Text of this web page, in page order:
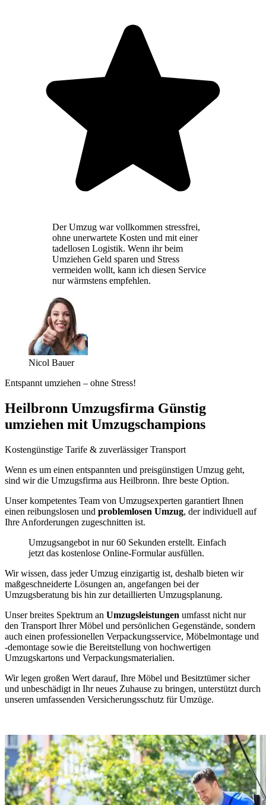
Der Umzug war vollkommen stressfrei,
ohne unerwartete Kosten und mit einer
tadellosen Logistik. Wenn ihr beim
Umziehen Geld sparen und Stress
vermeiden wollt, kann ich diesen Service
nur wärmstens empfehlen.
Nicol Bauer
Entspannt umziehen – ohne Stress!
Heilbronn Umzugsfirma Günstig
umziehen mit Umzugschampions
Kostengünstige Tarife & zuverlässiger Transport
Wenn es um einen entspannten und preisgünstigen Umzug geht,
sind wir die Umzugsfirma aus Heilbronn. Ihre beste Option.
Unser kompetentes Team von Umzugsexperten garantiert Ihnen
einen reibungslosen und problemlosen Umzug, der individuell auf
Ihre Anforderungen zugeschnitten ist.
Umzugsangebot in nur 60 Sekunden erstellt. Einfach
jetzt das kostenlose Online-Formular ausfüllen.
Wir wissen, dass jeder Umzug einzigartig ist, deshalb bieten wir
maßgeschneiderte Lösungen an, angefangen bei der
Umzugsberatung bis hin zur detaillierten Umzugsplanung.
Unser breites Spektrum an Umzugsleistungen umfasst nicht nur
den Transport Ihrer Möbel und persönlichen Gegenstände, sondern
auch einen professionellen Verpackungsservice, Möbelmontage und
-demontage sowie die Bereitstellung von hochwertigen
Umzugskartons und Verpackungsmaterialien.
Wir legen großen Wert darauf, Ihre Möbel und Besitztümer sicher
und unbeschädigt in Ihr neues Zuhause zu bringen, unterstützt durch
unseren umfassenden Versicherungsschutz für Umzüge.